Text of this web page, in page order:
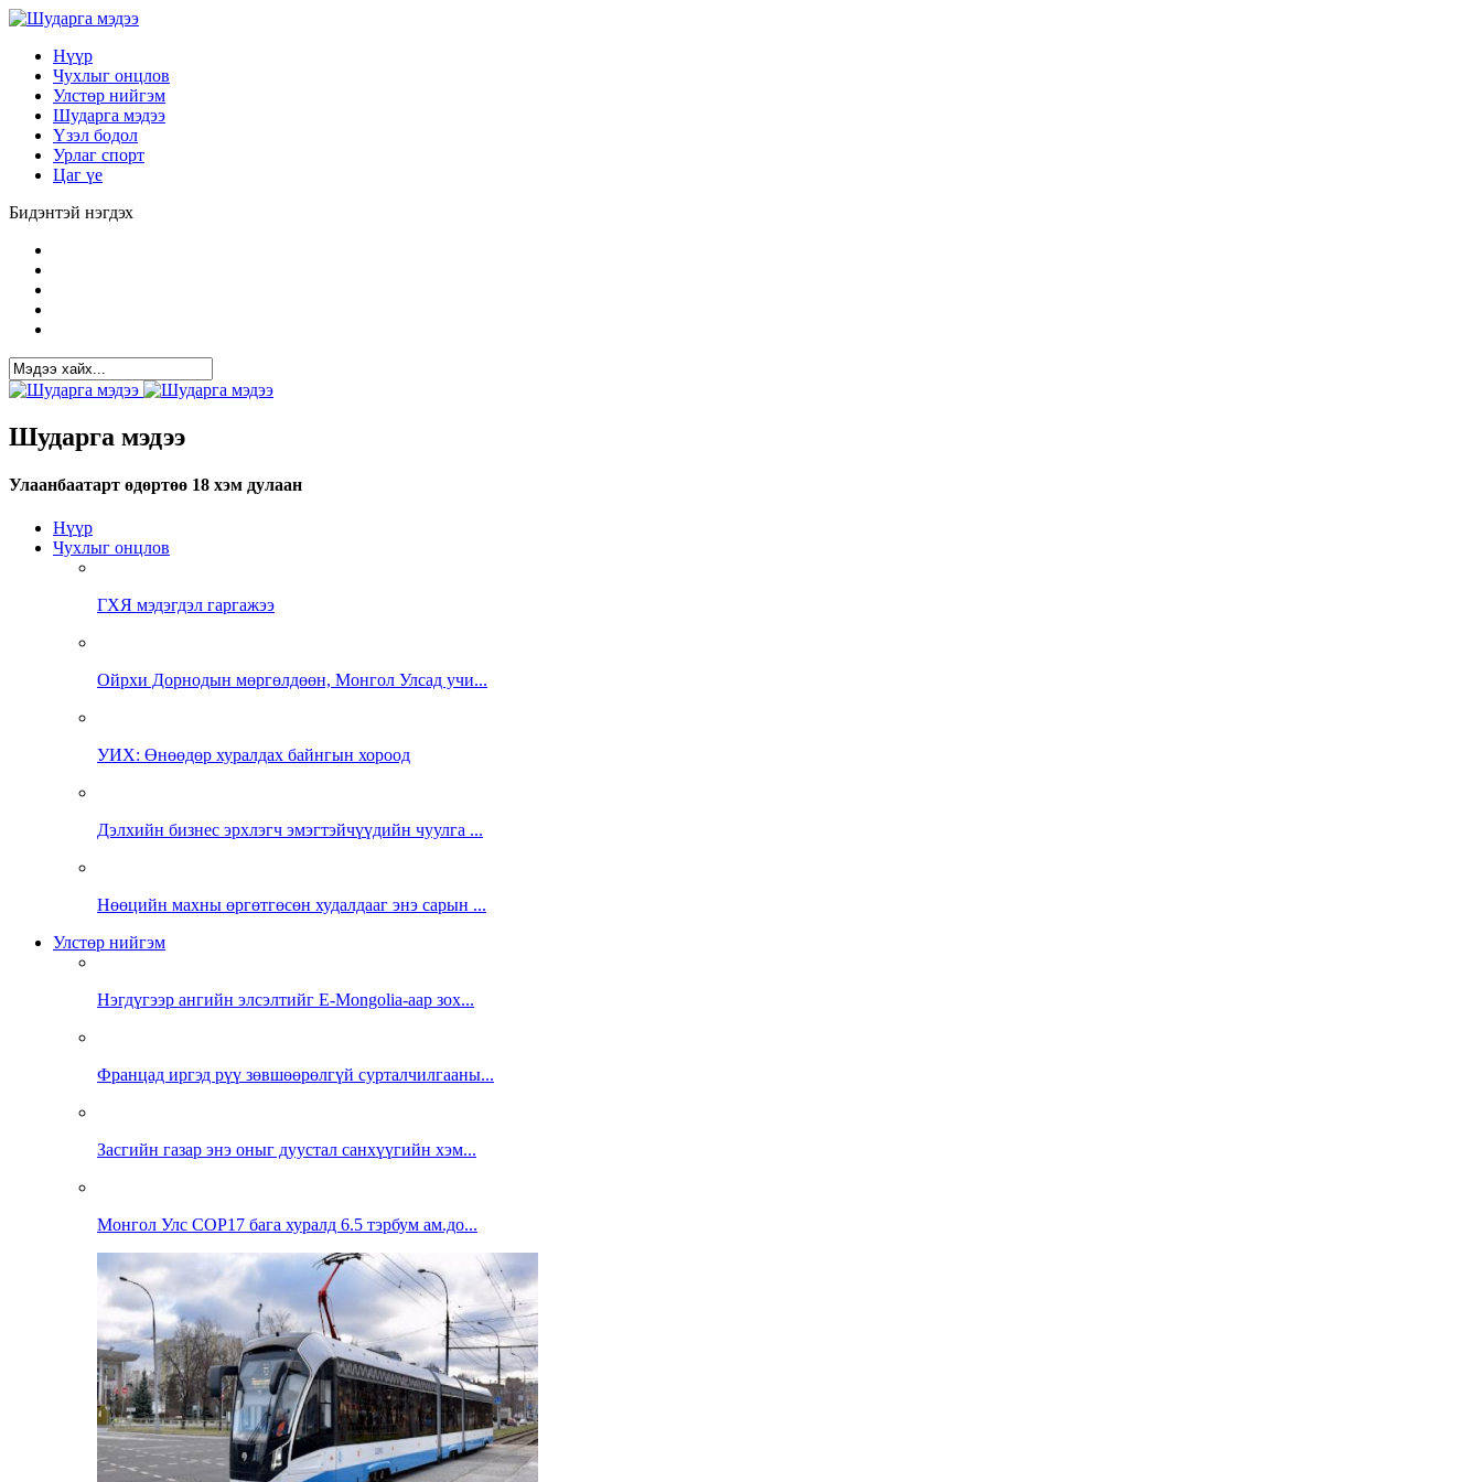
Нүүр
Чухлыг онцлов
Улстөр нийгэм
Шударга мэдээ
Үзэл бодол
Урлаг спорт
Цаг үе
Бидэнтэй нэгдэх
Шударга мэдээ
Улаанбаатарт өдөртөө 18 хэм дулаан
Нүүр
Чухлыг онцлов
ГХЯ мэдэгдэл гаргажээ
Ойрхи Дорнодын мөргөлдөөн, Монгол Улсад учи...
УИХ: Өнөөдөр хуралдах байнгын хороод
Дэлхийн бизнес эрхлэгч эмэгтэйчүүдийн чуулга ...
Нөөцийн махны өргөтгөсөн худалдааг энэ сарын ...
Улстөр нийгэм
Нэгдүгээр ангийн элсэлтийг E-Mongolia-аар зох...
Францад иргэд рүү зөвшөөрөлгүй сурталчилгааны...
Засгийн газар энэ оныг дуустал санхүүгийн хэм...
Монгол Улс COP17 бага хуралд 6.5 тэрбум ам.до...